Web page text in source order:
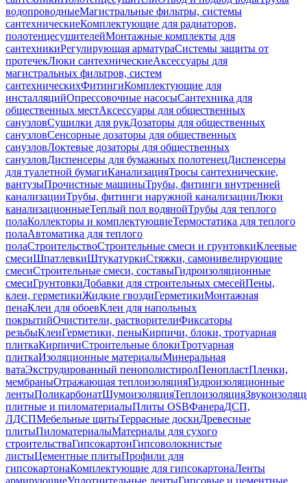
водопроводныеМагистральные фильтры, системы
сантехническиеКомплектующие для радиаторов,
полотенцесушителейМонтажные комплекты для
сантехникиРегулирующая арматураСистемы защиты от
протечекЛюки сантехническиеАксессуары для
магистральных фильтров, систем
сантехническихФитингиКомплектующие для
инсталляцийОпрессовочные насосыСантехника для
общественных местАксессуары для общественных
санузловСушилки для рукДозаторы для общественных
санузловСенсорные дозаторы для общественных
санузловЛоктевые дозаторы для общественных
санузловДиспенсеры для бумажных полотенецДиспенсеры
для туалетной бумагиКанализацияТросы сантехнические,
вантузыПрочистные машиныТрубы, фитинги внутренней
канализацииТрубы, фитинги наружной канализацииЛюки
канализационныеТеплый пол водянойТрубы для теплого
полаКоллекторы и комплектующиеТермостатика для теплого
полаАвтоматика для теплого
полаСтроительствоСтроительные смеси и грунтовкиКлеевые
смесиШпатлевкиШтукатуркиСтяжки, самонивелирующие
смесиСтроительные смеси, составыГидроизоляционные
смесиГрунтовкиДобавки для строительных смесейПены,
клеи, герметикиЖидкие гвоздиГерметикиМонтажная
пенаКлеи для обоевКлеи для напольных
покрытийОчистители, растворителиФиксаторы
резьбыКлеиГерметики, пеныКирпичи, блоки, тротуарная
плиткаКирпичиСтроительные блокиТротуарная
плиткаИзоляционные материалыМинеральная
ватаЭкструдированный пенополистиролПенопластПленки,
мембраныОтражающая теплоизоляцияГидроизоляционные
лентыПоликарбонатШумоизоляцияТеплоизоляция
плитные и пиломатериалыПлиты OSBФанераДСП,
ЛДСПМебельные щитыТеррасные доскиДревесные
плитыПиломатериалыМатериалы для сухого
строительстваГипсокартонГипсоволокнистые
листыЦементные плитыПрофили для
гипсокартонаКомплектующие для гипсокартонаЛенты
армирующиеУплотнительные лентыГипсовые и цементные